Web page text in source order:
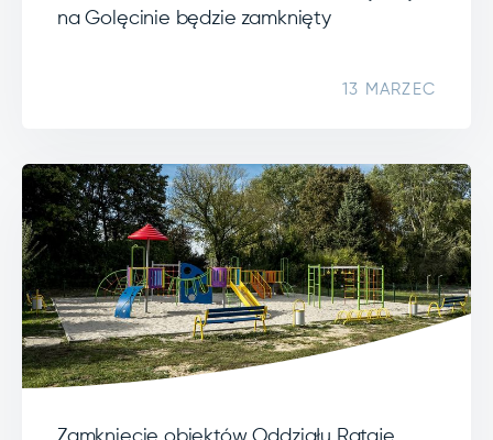
na Golęcinie będzie zamknięty
13 MARZEC